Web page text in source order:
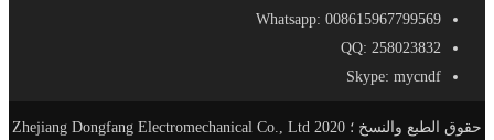
Whatsapp: 008615967799569
QQ: 258023832
Skype: mycndf
حقوق الطبع والنسخ ؛ 2020 Zhejiang Dongfang Electromechanical Co., Ltd